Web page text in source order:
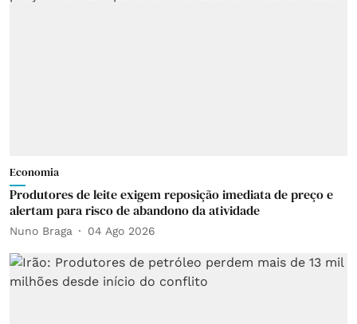
Economia
Produtores de leite exigem reposição imediata de preço e
alertam para risco de abandono da atividade
Nuno Braga 04 Ago 2026